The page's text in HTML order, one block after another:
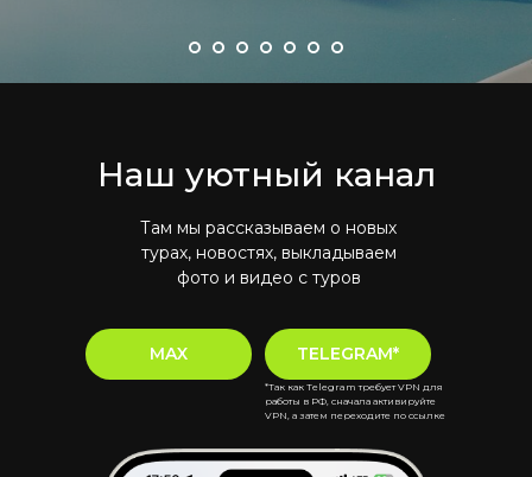
Наш уютный канал
Там мы рассказываем о новых
турах, новостях, выкладываем
фото и видео с туров
TELEGRAM*
MAX
*Так как Telegram требует VPN для
работы в РФ, сначала активируйте
VPN, а затем переходите по ссылке